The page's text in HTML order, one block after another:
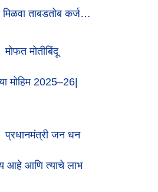
ताबडतोब कर्ज…
मोफत मोतीबिंदू
मोहिम 2025–26|
प्रधानमंत्री जन धन
आहे आणि त्याचे लाभ